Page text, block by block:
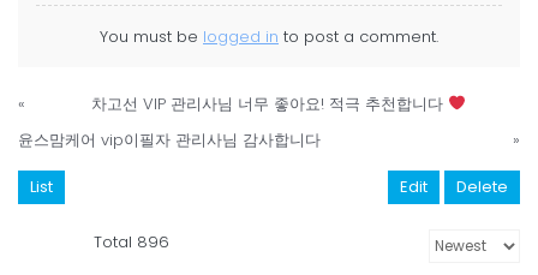
You must be logged in to post a comment.
«
차고선 VIP 관리사님 너무 좋아요! 적극 추천합니다
윤스맘케어 vip이필자 관리사님 감사합니다
»
List Edit Delete
Total 896